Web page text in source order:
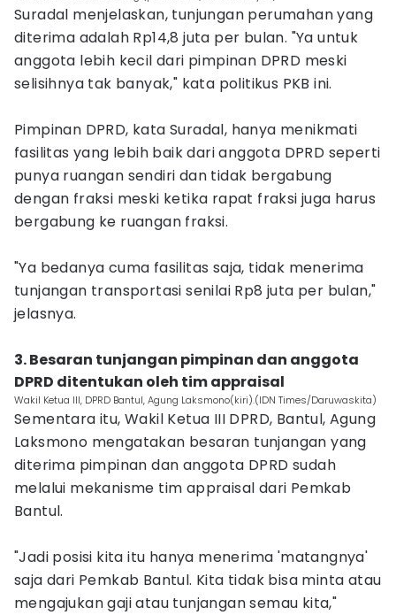
Suradal menjelaskan, tunjungan perumahan yang
diterima adalah Rp14,8 juta per bulan. ‎"Ya untuk
anggota lebih kecil dari pimpinan DPRD meski
selisihnya tak banyak," kata politikus PKB ini.
‎Pimpinan DPRD, kata Suradal, hanya menikmati
fasilitas yang lebih baik dari anggota DPRD seperti
punya ruangan sendiri dan tidak bergabung
dengan fraksi meski ketika rapat fraksi juga harus
bergabung ke ruangan fraksi.
‎"Ya bedanya cuma fasilitas saja, tidak menerima
tunjangan transportasi senilai Rp8 juta per bulan,"
jelasnya.
‎3. Besaran tunjangan pimpinan dan anggota
DPRD ditentukan oleh tim appraisal
Wakil Ketua III, DPRD Bantul, Agung Laksmono(kiri).(IDN Times/Daruwaskita)
Sementara itu, Wakil Ketua III DPRD, Bantul, Agung
Laksmono mengatakan besaran tunjangan yang
diterima pimpinan dan anggota DPRD sudah
melalui mekanisme tim appraisal dari Pemkab
Bantul.
‎"Jadi posisi kita itu hanya menerima 'matangnya'
saja dari Pemkab Bantul. Kita tidak bisa minta atau
mengajukan gaji atau tunjangan semau kita,"